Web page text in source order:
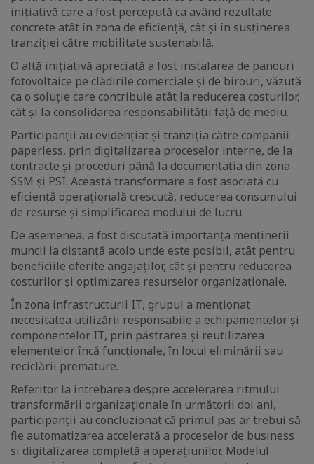
inițiativă care a fost percepută ca având rezultate
concrete atât în zona de eficiență, cât și în susținerea
tranziției către mobilitate sustenabilă.
O altă inițiativă apreciată a fost instalarea de panouri
fotovoltaice pe clădirile comerciale și de birouri, văzută
ca o soluție care contribuie atât la reducerea costurilor,
cât și la consolidarea responsabilității față de mediu.
Participanții au evidențiat și tranziția către companii
paperless, prin digitalizarea proceselor interne, de la
contracte și proceduri până la documentația din zona
SSM și PSI. Această transformare a fost asociată cu
eficiență operațională crescută, reducerea consumului
de resurse și simplificarea modului de lucru.
De asemenea, a fost discutată importanța menținerii
muncii la distanță acolo unde este posibil, atât pentru
beneficiile oferite angajaților, cât și pentru reducerea
costurilor și optimizarea resurselor organizaționale.
În zona infrastructurii IT, grupul a menționat
necesitatea utilizării responsabile a echipamentelor și
componentelor IT, prin păstrarea și reutilizarea
elementelor încă funcționale, în locul eliminării sau
reciclării premature.
Referitor la întrebarea despre accelerarea ritmului
transformării organizaționale în următorii doi ani,
participanții au concluzionat că primul pas ar trebui să
fie automatizarea accelerată a proceselor de business
și digitalizarea completă a operațiunilor. Modelul